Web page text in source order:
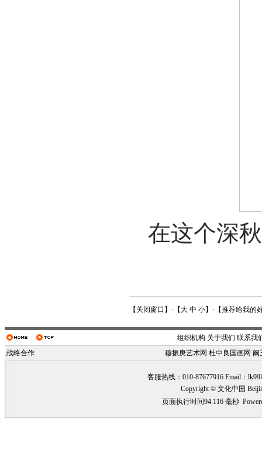
在这个深
【 关闭窗口 】·【大 中 小】·【推荐给我的
组织机构 关于我们 联系我
战略合作
穆振庚艺术网 杜中良国画网 阚
客服热线：010-87677916 Email：
Copyright © 文化中国
页面执行时间94.116 毫秒